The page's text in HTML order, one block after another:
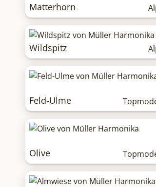
Matterhorn
Wildspitz
Feld-Ulme
Olive